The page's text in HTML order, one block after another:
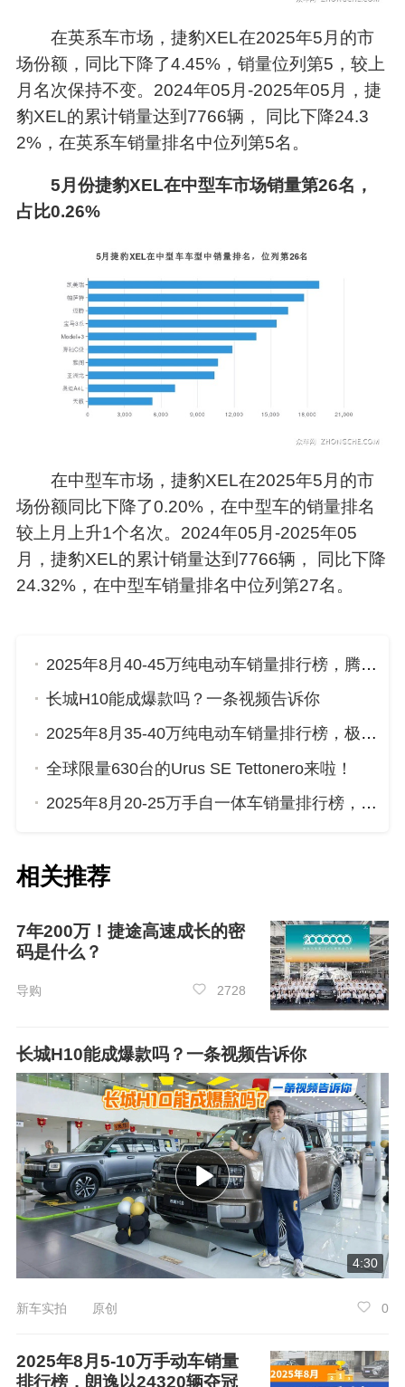
在英系车市场，捷豹XEL在2025年5月的市
场份额，同比下降了4.45%，销量位列第5，较上
月名次保持不变。2024年05月-2025年05月，捷
豹XEL的累计销量达到7766辆， 同比下降24.3
2%，在英系车销量排名中位列第5名。
5月份捷豹XEL在中型车市场销量第26名，
占比0.26%
在中型车市场，捷豹XEL在2025年5月的市
场份额同比下降了0.20%，在中型车的销量排名
较上月上升1个名次。2024年05月-2025年05
月，捷豹XEL的累计销量达到7766辆， 同比下降
24.32%，在中型车销量排名中位列第27名。
2025年8月40-45万纯电动车销量排行榜，腾势D9位居第二，第一名你绝对想不到
长城H10能成爆款吗？一条视频告诉你
2025年8月35-40万纯电动车销量排行榜，极氪001位居第二，第一名你绝对想不到
全球限量630台的Urus SE Tettonero来啦！
2025年8月20-25万手自一体车销量排行榜，红旗HS5屈居第三，传祺GS8成最大黑马
相关推荐
7年200万！捷途高速成长的密
码是什么？
导购 2728
长城H10能成爆款吗？一条视频告诉你
4:30
新车实拍 原创 0
2025年8月5-10万手动车销量
排行榜，朗逸以24320辆夺冠